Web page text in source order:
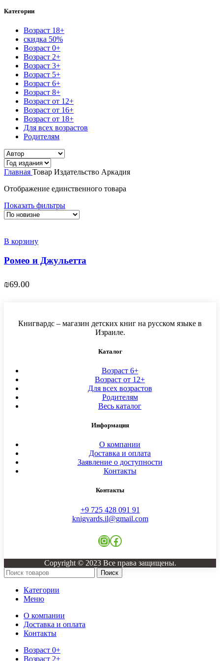
Категории
Возраст 18+
скидка 50%
Возраст 0+
Возраст 2+
Возраст 3+
Возраст 5+
Возраст 6+
Возраст 8+
Возраст от 12+
Возраст от 16+
Возраст от 18+
Для всех возрастов
Родителям
Главная Товар Издательство Аркадия
Отображение единственного товара
Показать фильтры
В корзину
Ромео и Джульетта
₪69.00
Книгвардс – магазин детских книг на русском языке в
Израиле.
Каталог
Возраст 6+
Возраст от 12+
Для всех возрастов
Родителям
Весь каталог
Информация
О компании
Доставка и оплата
Заявление о доступности
Контакты
Контакты
+9 725 428 091 91
knigvards.il@gmail.com
Copyright © 2023 Все права защищены.
Поиск
Категории
Меню
О компании
Доставка и оплата
Контакты
Возраст 0+
Возраст 2+